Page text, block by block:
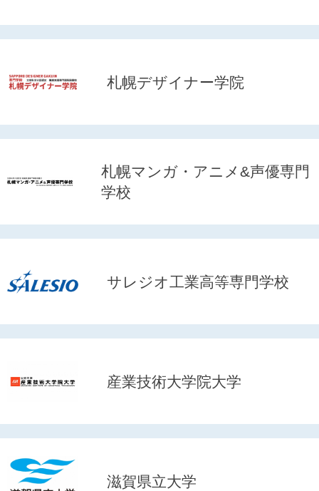
札幌デザイナー学院
札幌マンガ・アニメ&声優専門
学校
サレジオ工業高等専門学校
産業技術大学院大学
滋賀県立大学